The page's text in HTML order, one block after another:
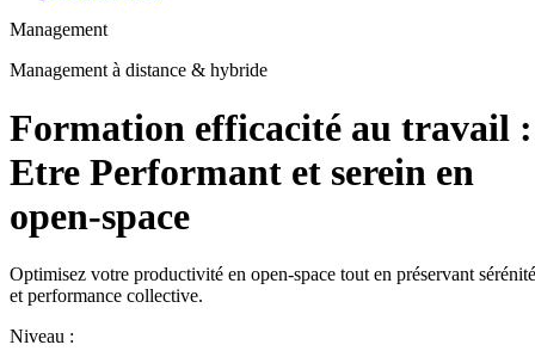
Management
Management à distance & hybride
Formation efficacité au travail :
Etre Performant et serein en
open-space
Optimisez votre productivité en open-space tout en préservant sérénité
et performance collective.
Niveau :